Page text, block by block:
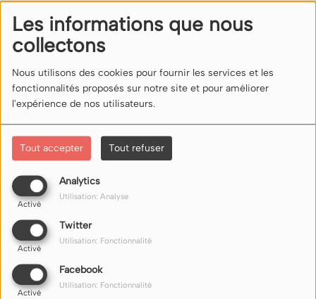
Les informations que nous
collectons
Nous utilisons des cookies pour fournir les services et les
fonctionnalités proposés sur notre site et pour améliorer
l'expérience de nos utilisateurs.
Tout accepter Tout refuser
Analytics
Activé
Utilisation: Analyse
Twitter
Activé
Utilisation: Fonctionnalité
Facebook
Activé
Utilisation: Fonctionnalité
Pourquoi le "c" de "coelacanthe" se prononce [s]?
Commentaires(0)
SE CONNECTER
NOUS ÉCOUTER